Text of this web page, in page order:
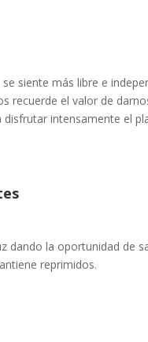
siente más libre e
recuerde el valor de
intensamente el
dando la oportunidad de
reprimidos.